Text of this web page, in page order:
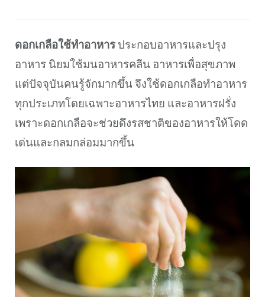
ดอกเกลือใช้ทำอาหารประกอบอาหารและปรุง
อาหาร นิยมใช้มนอาหารคลีน อาหารเพื่อสุขภาพ
แต่ปัจจุบันคนรู้จักมากขึ้น จึงใช้ดอกเกลือทำอาหาร
ทุกประเภทโดยเฉพาะอาหารไทย และอาหารฝรั่ง
เพราะดอกเกลือจะช่วยดึงรสชาติของอาหารให้โดด
เด่นและกลมกล่อมมากขึ้น